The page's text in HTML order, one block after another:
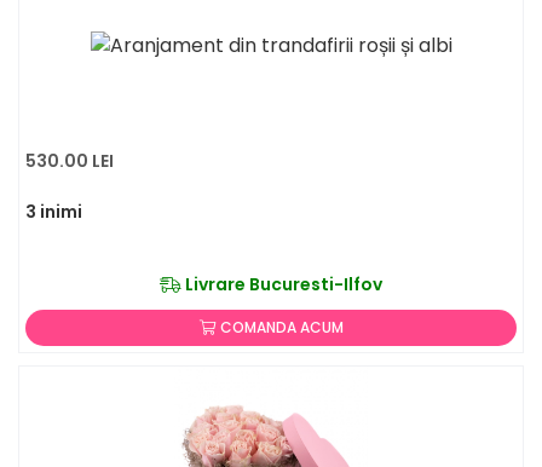
530.00 LEI
3 inimi
Livrare Bucuresti-Ilfov
COMANDA ACUM